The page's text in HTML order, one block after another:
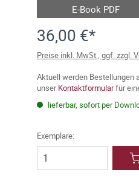
E-Book PDF
36,00 €*
Preise inkl. MwSt., ggf. zzgl.
Aktuell werden Bestellungen
unserKontaktformularfür
lieferbar, sofort per
Exemplare: